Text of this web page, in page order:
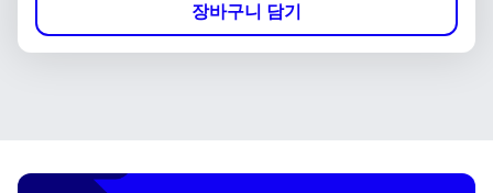
장바구니 담기